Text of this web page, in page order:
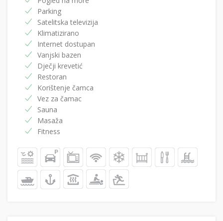
Parking
Satelitska televizija
Klimatizirano
Internet dostupan
Vanjski bazen
Dječji krevetić
Restoran
Korištenje čamca
Vez za čamac
Sauna
Masaža
Fitness